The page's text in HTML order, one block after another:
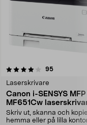
95recensioner
Laserskrivare
Canon i-SENSYS MFP
MF651Cw
skanner
Skriv ut, skanna och
hemma eller på lilla
4.0 av 5 stjärnor